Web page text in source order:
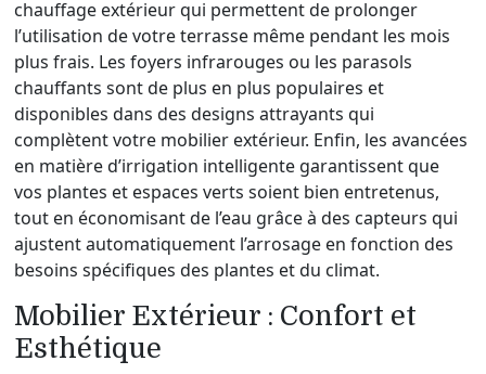
chauffage extérieur qui permettent de prolonger
l’utilisation de votre terrasse même pendant les mois
plus frais. Les foyers infrarouges ou les parasols
chauffants sont de plus en plus populaires et
disponibles dans des designs attrayants qui
complètent votre mobilier extérieur. Enfin, les avancées
en matière d’irrigation intelligente garantissent que
vos plantes et espaces verts soient bien entretenus,
tout en économisant de l’eau grâce à des capteurs qui
ajustent automatiquement l’arrosage en fonction des
besoins spécifiques des plantes et du climat.
Mobilier Extérieur : Confort et
Esthétique